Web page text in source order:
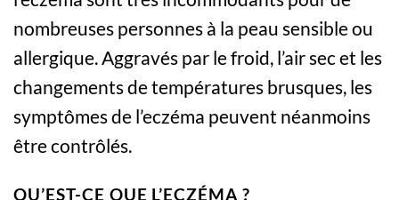
nombreuses personnes à la peau sensible ou
allergique. Aggravés par le froid, l’air sec et les
changements de températures brusques, les
symptômes de l’eczéma peuvent néanmoins
être contrôlés.
QU’EST-CE QUE L’ECZÉMA ?